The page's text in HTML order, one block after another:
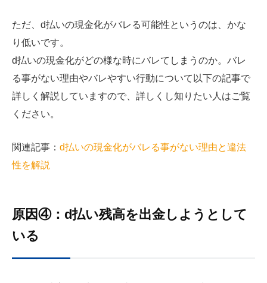
ただ、d払いの現金化がバレる可能性というのは、かな
り低いです。
d払いの現金化がどの様な時にバレてしまうのか。バレ
る事がない理由やバレやすい行動について以下の記事で
詳しく解説していますので、詳しくし知りたい人はご覧
ください。
関連記事： d払いの現金化がバレる事がない理由と違法
性を解説
原因④：d払い残高を出金しようとして
いる